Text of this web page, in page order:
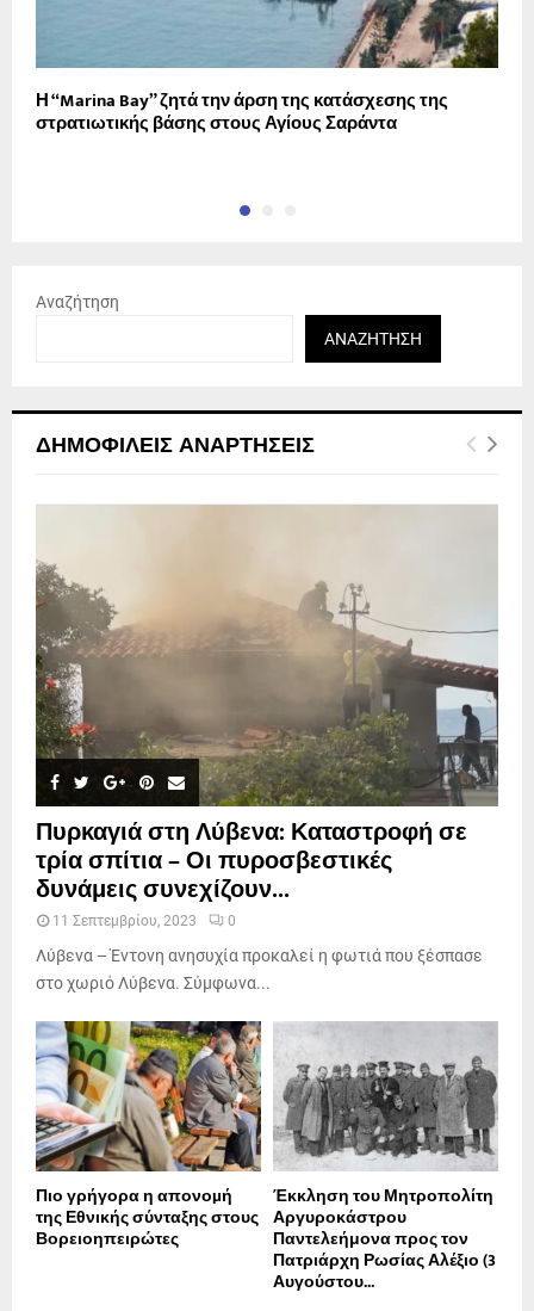
Η “Marina Bay” ζητά την άρση της κατάσχεσης της
στρατιωτικής βάσης στους Αγίους Σαράντα
Αναζήτηση
ΑΝΑΖΉΤΗΣΗ
ΔΗΜΟΦΙΛΕΊΣ ΑΝΑΡΤΉΣΕΙΣ
Πυρκαγιά στη Λύβενα: Καταστροφή σε
τρία σπίτια – Οι πυροσβεστικές
δυνάμεις συνεχίζουν...
11 Σεπτεμβρίου, 2023 0
Λύβενα – Έντονη ανησυχία προκαλεί η φωτιά που ξέσπασε
στο χωριό Λύβενα. Σύμφωνα...
Πιο γρήγορα η απονοµή
της Εθνικής σύνταξης στους
Βορειοηπειρώτες
Έκκληση του Μητροπολίτη
Αργυροκάστρου
Παντελεήμονα προς τον
Πατριάρχη Ρωσίας Αλέξιο (3
Αυγούστου...